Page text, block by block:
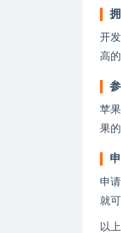
开
高
苹
果
申
就
以